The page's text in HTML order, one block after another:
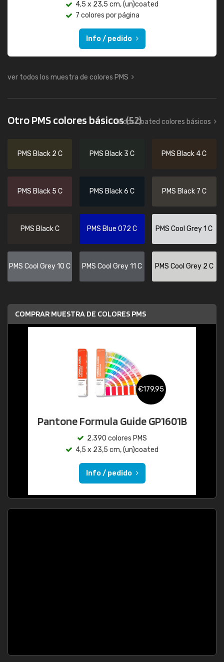
4,5 x 23,5 cm, (un)coated
7 colores por página
Info / pedido
ver todos los muestra de colores PMS
Otro PMS colores básicos(52)
todos Coated colores básicos
PMS Black 2 C PMS Black 3 C PMS Black 4 C
PMS Black 5 C PMS Black 6 C PMS Black 7 C
PMS Black C PMS Blue 072 C PMS Cool Grey 1 C
PMS Cool Grey 10 C PMS Cool Grey 11 C PMS Cool Grey 2 C
COMPRAR MUESTRA DE COLORES PMS
€179,95
Pantone Formula Guide GP1601B
2.390 colores PMS
4,5 x 23,5 cm, (un)coated
Info / pedido